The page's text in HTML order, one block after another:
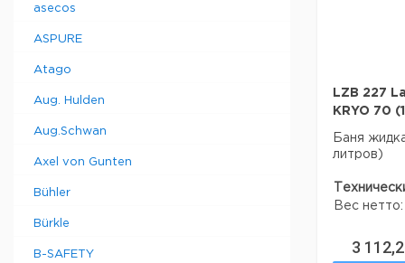
asecos
ASPURE
Atago
Aug. Hulden
Aug.Schwan
Axel von Gunten
Bühler
Bürkle
B-SAFETY
можно
Функция
Разъемы
шириной
Шнур
12876)
- с
LZB 227
KRYO 70
Баня
литров)
Вес нетто:
Данные
3